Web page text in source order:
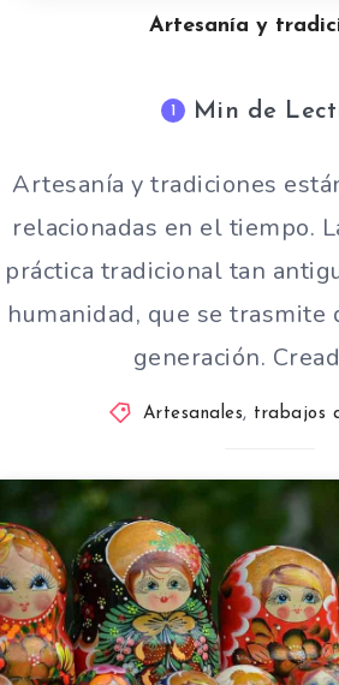
Artesanía y
1 Min de
Artesanía y tradiciones
relacionadas en el tiempo.
práctica tradicional tan
humanidad, que se trasmite
generación.
Artesanales, trabajos